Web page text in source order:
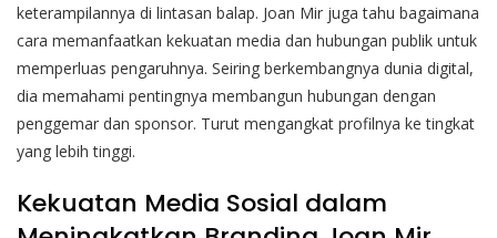
keterampilannya di lintasan balap. Joan Mir juga tahu bagaimana
cara memanfaatkan kekuatan media dan hubungan publik untuk
memperluas pengaruhnya. Seiring berkembangnya dunia digital,
dia memahami pentingnya membangun hubungan dengan
penggemar dan sponsor. Turut mengangkat profilnya ke tingkat
yang lebih tinggi.
Kekuatan Media Sosial dalam